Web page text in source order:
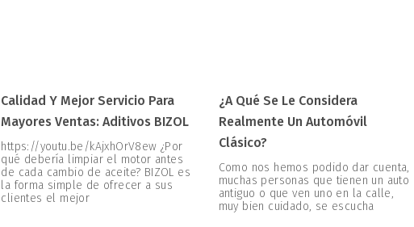
Calidad Y Mejor Servicio Para
Mayores Ventas: Aditivos BIZOL
https://youtu.be/kAjxhOrV8ew ¿Por
qué debería limpiar el motor antes
de cada cambio de aceite? BIZOL es
la forma simple de ofrecer a sus
clientes el mejor
¿A Qué Se Le Considera
Realmente Un Automóvil
Clásico?
Como nos hemos podido dar cuenta,
muchas personas que tienen un auto
antiguo o que ven uno en la calle,
muy bien cuidado, se escucha